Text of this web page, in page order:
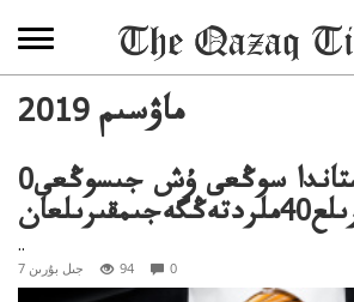
2019 ماۋسىم
قازاقستاندا سوڭعى ۇش جىسوڭعى0
..
7 جىل بۇرىن 94 0